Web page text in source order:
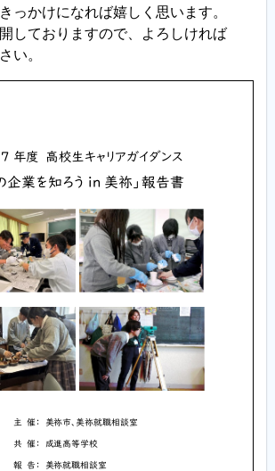
っかけになれば嬉しく思います。
しておりますので、よろしければ
い。